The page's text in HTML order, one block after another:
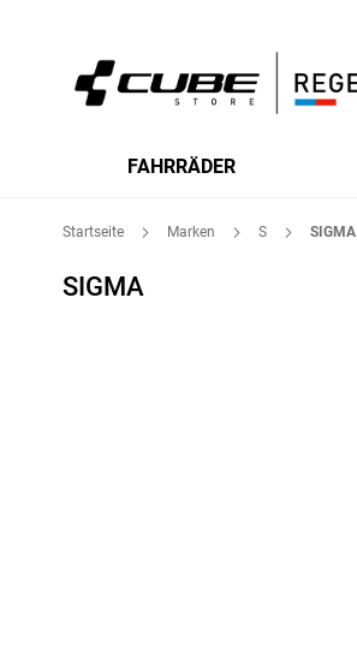
FAHRRÄDER
Startseite Marken S SIGMA
SIGMA